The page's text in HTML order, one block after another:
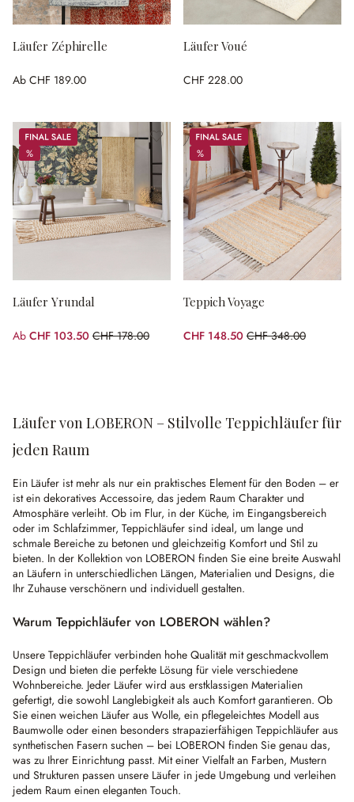
Läufer Zéphirelle
Ab CHF 189.00
Läufer Voué
CHF 228.00
Sale
%
%
Läufer Yrundal
Ab CHF 103.50 CHF 178.00
(41.85% gespart)
Sale
%
%
Teppich Voyage
CHF 148.50 CHF 348.00
(57.33% gespart)
Läufer von LOBERON – Stilvolle Teppichläufer für
jeden Raum
Ein Läufer ist mehr als nur ein praktisches Element für den Boden – er
ist ein dekoratives Accessoire, das jedem Raum Charakter und
Atmosphäre verleiht. Ob im Flur, in der Küche, im Eingangsbereich
oder im Schlafzimmer, Teppichläufer sind ideal, um lange und
schmale Bereiche zu betonen und gleichzeitig Komfort und Stil zu
bieten. In der Kollektion von LOBERON finden Sie eine breite Auswahl
an Läufern in unterschiedlichen Längen, Materialien und Designs, die
Ihr Zuhause verschönern und individuell gestalten.
Warum Teppichläufer von LOBERON wählen?
Unsere Teppichläufer verbinden hohe Qualität mit geschmackvollem
Design und bieten die perfekte Lösung für viele verschiedene
Wohnbereiche. Jeder Läufer wird aus erstklassigen Materialien
gefertigt, die sowohl Langlebigkeit als auch Komfort garantieren. Ob
Sie einen weichen Läufer aus Wolle, ein pflegeleichtes Modell aus
Baumwolle oder einen besonders strapazierfähigen Teppichläufer aus
synthetischen Fasern suchen – bei LOBERON finden Sie genau das,
was zu Ihrer Einrichtung passt. Mit einer Vielfalt an Farben, Mustern
und Strukturen passen unsere Läufer in jede Umgebung und verleihen
jedem Raum einen eleganten Touch.